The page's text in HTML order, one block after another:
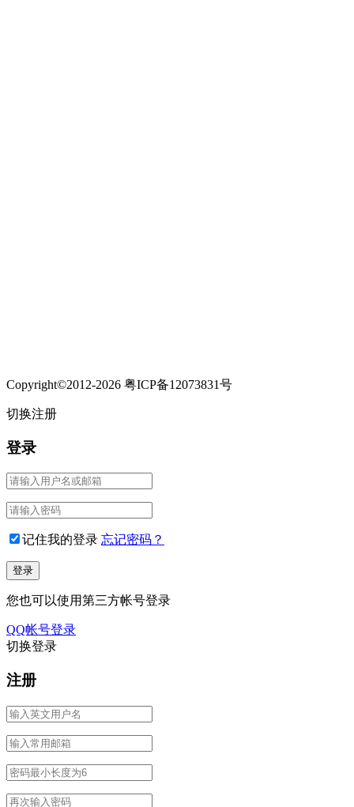
Copyright©2012-2026 粤ICP备12073831号
切换注册
登录
记住我的登录 忘记密码？
您也可以使用第三方帐号登录
QQ帐号登录
切换登录
注册